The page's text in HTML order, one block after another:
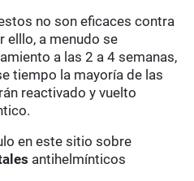
no son eficaces contra
elllo, a menudo se
a las 2 a 4 semanas,
tiempo la mayoría de las
reactivado y vuelto
en este sitio sobre
antihelmínticos